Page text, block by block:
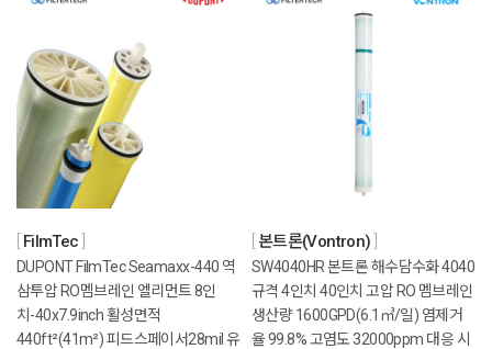
FilmTec
DUPONT FilmTec Seamaxx-440 역
삼투압 RO멤브레인 엘리먼트 8인
치-40x7.9inch 활성면적
440ft²(41m²) 피드스페이서28mil 유
본트론(Vontron)
SW4040HR 본트론 해수담수화 4040
규격 4인치 40인치 고압 RO 멤브레인
생산량 1600GPD(6.1㎥/일) 염제거
율 99.8% 고염도 32000ppm 대응 시